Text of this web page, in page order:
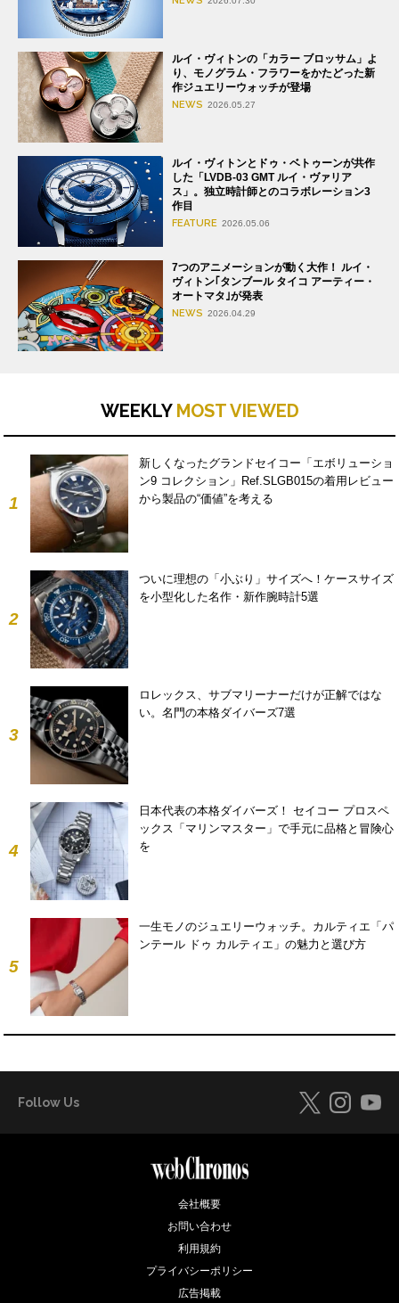
ルイ・ヴィトンの「カラー ブロッサム」よ
り、モノグラム・フラワーをかたどった新
作ジュエリーウォッチが登場
NEWS 2026.05.27
ルイ・ヴィトンとドゥ・ベトゥーンが共作
した「LVDB-03 GMT ルイ・ヴァリア
ス」。独立時計師とのコラボレーション3
作目
FEATURE 2026.05.06
7つのアニメーションが動く大作！ ルイ・
ヴィトン｢タンブール タイコ アーティー・
オートマタ｣が発表
NEWS 2026.04.29
WEEKLY MOST VIEWED
1
新しくなったグランドセイコー「エボリューショ
ン9 コレクション」Ref.SLGB015の着用レビュー
から製品の“価値”を考える
2
ついに理想の「小ぶり」サイズへ！ケースサイズ
を小型化した名作・新作腕時計5選
3
ロレックス、サブマリーナーだけが正解ではな
い。名門の本格ダイバーズ7選
4
日本代表の本格ダイバーズ！ セイコー プロスペ
ックス「マリンマスター」で手元に品格と冒険心
を
5
一生モノのジュエリーウォッチ。カルティエ「パ
ンテール ドゥ カルティエ」の魅力と選び方
Follow Us
会社概要
お問い合わせ
利用規約
プライバシーポリシー
広告掲載